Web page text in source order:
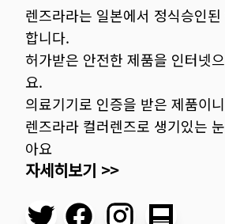
렌즈라라는 일본에서 정식승인
합니다.
허가받은 안전한 제품을 인터넷
요.
의료기기로 인증을 받은 제품이
렌즈라라 컬러렌즈로 생기있는
아요
자세히보기 >>